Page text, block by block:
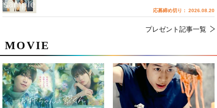
MOVIE
応募締め切り： 2026.08.20
プレゼント記事一覧